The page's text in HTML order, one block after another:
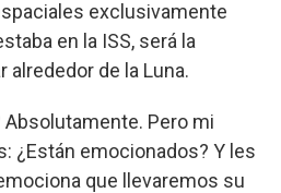
exclusivamente
en la ISS, será la
alrededor de la Luna.
Absolutamente. Pero mi
¿Están emocionados? Y les
que llevaremos su